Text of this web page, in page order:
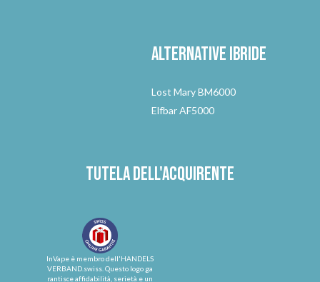
Alternativeibride
Lost Mary BM6000
Elfbar AF5000
Tutela dell'acquirente
InVape è membro dell'HANDELS
VERBAND.swiss. Questo logo ga
rantisce affidabilità, serietà e un